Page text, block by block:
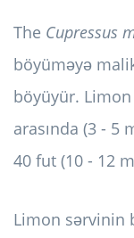
The Cupressus
böyüməyə
böyüyür.
arasında (3 - 5
40 fut (10 - 12
Limon sərvinin